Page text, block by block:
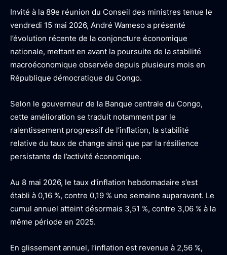
Invité à la 89e réunion du Conseil des ministres tenue le
vendredi 15 mai 2026, André Wameso a présenté
l’évolution récente de la conjoncture économique
nationale, mettant en avant la poursuite de la stabilité
macroéconomique observée depuis plusieurs mois en
République démocratique du Congo.
Selon le gouverneur de la Banque centrale du Congo,
cette amélioration se traduit notamment par le
ralentissement progressif de l’inflation, la stabilité
relative du taux de change ainsi que par la résilience
persistante de l’activité économique.
Au 8 mai 2026, le taux d’inflation hebdomadaire s’est
établi à 0,16 %, contre 0,19 % une semaine auparavant. Le
cumul annuel atteint désormais 3,51 %, contre 3,06 % à la
même période en 2025.
En glissement annuel, l’inflation est revenue à 2,56 %,